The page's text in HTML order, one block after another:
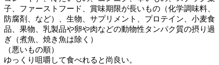
子、ファーストフード、賞味期限が長いもの（化学調味料、
防腐剤、など）、生物、サプリメント、プロテイン、小麦食
品、果物、乳製品や卵や肉などの動物性タンパク質の摂り過
ぎ（煮魚、焼き魚は除く）
（悪いもの順）
ゆっくり咀嚼して食べれると尚良い。